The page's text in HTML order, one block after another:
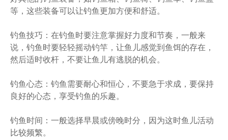
等，这些装备可以让钓鱼更加方便和舒适。
钓鱼技巧：在钓鱼时要注意掌握好力度和节奏，一般来
说，钓鱼时要轻轻摇动钓竿，让鱼儿感觉到鱼饵的存在，
然后适时收杆，不要让鱼儿有逃脱的机会。
钓鱼心态：钓鱼需要耐心和恒心，不要急于求成，要保持
良好的心态，享受钓鱼的乐趣。
钓鱼时间：一般选择早晨或傍晚时分，因为这时鱼儿活动
比较频繁。